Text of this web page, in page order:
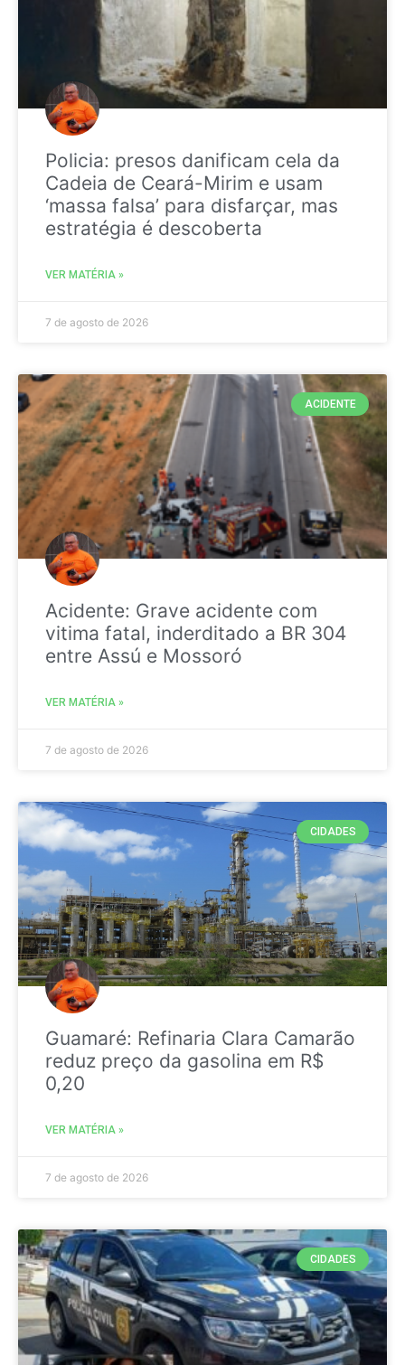
Policia: presos danificam cela da
Cadeia de Ceará-Mirim e usam
‘massa falsa’ para disfarçar, mas
estratégia é descoberta
VER MATÉRIA »
7 de agosto de 2026
ACIDENTE
Acidente: Grave acidente com
vitima fatal, inderditado a BR 304
entre Assú e Mossoró
VER MATÉRIA »
7 de agosto de 2026
CIDADES
Guamaré: Refinaria Clara Camarão
reduz preço da gasolina em R$
0,20
VER MATÉRIA »
7 de agosto de 2026
CIDADES